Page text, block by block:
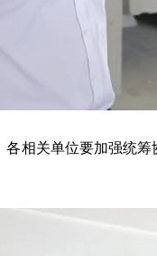
关单位要加强统筹